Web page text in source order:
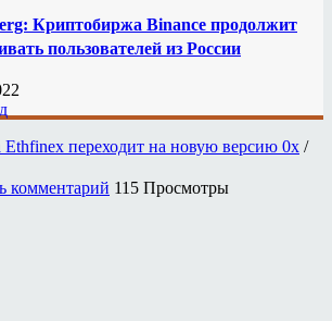
Криптобиржа Binance продолжит
пользователей из России
переходит на новую версию 0x /
комментарий 115 Просмотры